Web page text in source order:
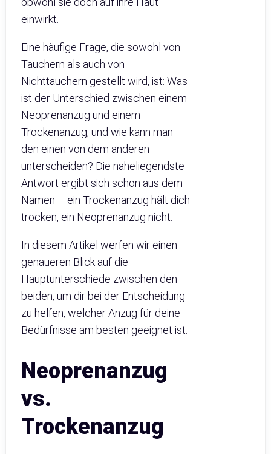
einwirkt.
Eine häufige Frage, die sowohl von
Tauchern als auch von
Nichttauchern gestellt wird, ist: Was
ist der Unterschied zwischen einem
Neoprenanzug und einem
Trockenanzug, und wie kann man
den einen von dem anderen
unterscheiden? Die naheliegendste
Antwort ergibt sich schon aus dem
Namen – ein Trockenanzug hält dich
trocken, ein Neoprenanzug nicht.
In diesem Artikel werfen wir einen
genaueren Blick auf die
Hauptunterschiede zwischen den
beiden, um dir bei der Entscheidung
zu helfen, welcher Anzug für deine
Bedürfnisse am besten geeignet ist.
Neoprenanzug
vs.
Trockenanzug